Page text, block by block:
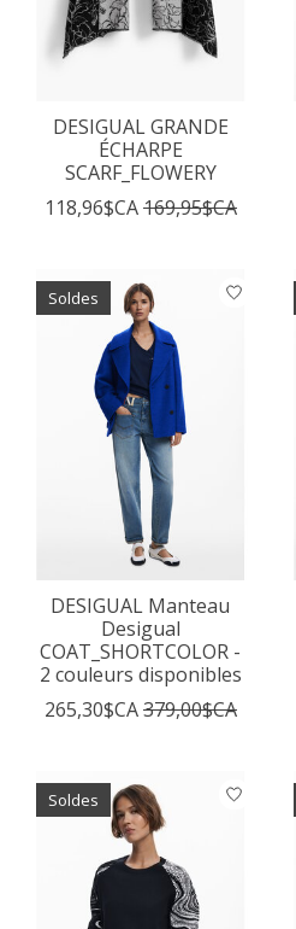
DESIGUAL GRANDE
ÉCHARPE
SCARF_FLOWERY
118,96$CA169,95$CA
Soldes
DESIGUAL Manteau
Desigual
COAT_SHORTCOLOR -
2 couleurs disponibles
265,30$CA379,00$CA
Soldes